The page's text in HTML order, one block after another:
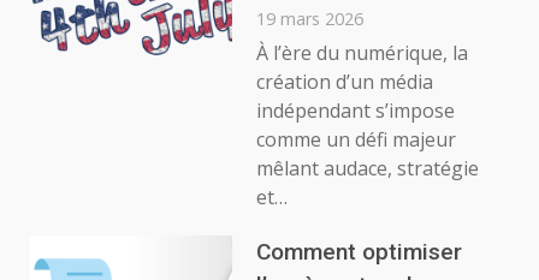
19 mars 2026
À l’ère du numérique, la
création d’un média
indépendant s’impose
comme un défi majeur
mêlant audace, stratégie
et…
Comment optimiser